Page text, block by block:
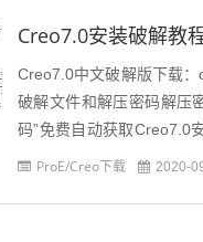
Creo7.0安装破解教
Creo7.0中文破解版下载
破解文件和解压密码解压
码”免费自动获取Creo7.0
装包，...
ProE/Creo下载 2020-